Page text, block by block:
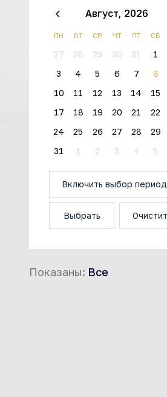
Август, 2026
ПН ВТ СР ЧТ ПТ СБ
27 28 29 30 31 1
3
4 5 6 7 8
10
11 12 13 14 15
17
18 19 20 21 22
24
25 26 27 28 29
31
1 2 3 4 5
Включить выбор
Выбрать
Показаны: Все